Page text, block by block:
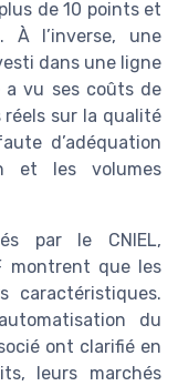
de 10 points et
À l’inverse, une
dans une ligne
a vu ses coûts de
sur la qualité
d’adéquation
et les volumes
par le CNIEL,
montrent que les
caractéristiques.
du
ont clarifié en
leurs marchés